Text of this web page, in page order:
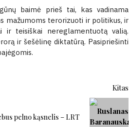
baimė prieš tai, kas vadinama
mažumoms terorizuoti ir politikus, ir
ir teisiškai nereglamentuotą valią.
ir šešėlinę diktatūrą. Pasipriešinti
Kitas
pelno kąsnelis – LRT